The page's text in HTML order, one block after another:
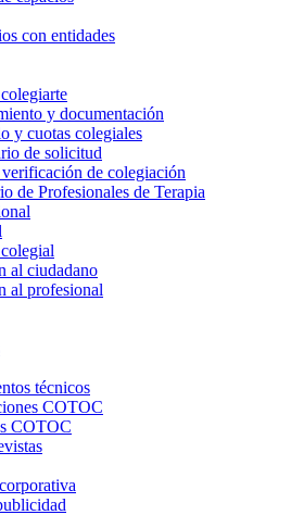
con entidades
y documentación
y cuotas colegiales
de solicitud
de colegiación
de Profesionales de Terapia
al ciudadano
al profesional
técnicos
COTOC
COTOC